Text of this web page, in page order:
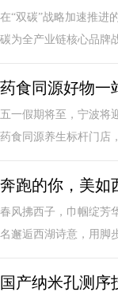
在“双碳”战略加速推进
碳为全产业链核心品牌
药食同源好物一
五一假期将至，宁波将
药食同源养生标杆门店
奔跑的你，美如
春风拂西子，巾帼绽芳
名邂逅西湖诗意，用脚
国产纳米孔测